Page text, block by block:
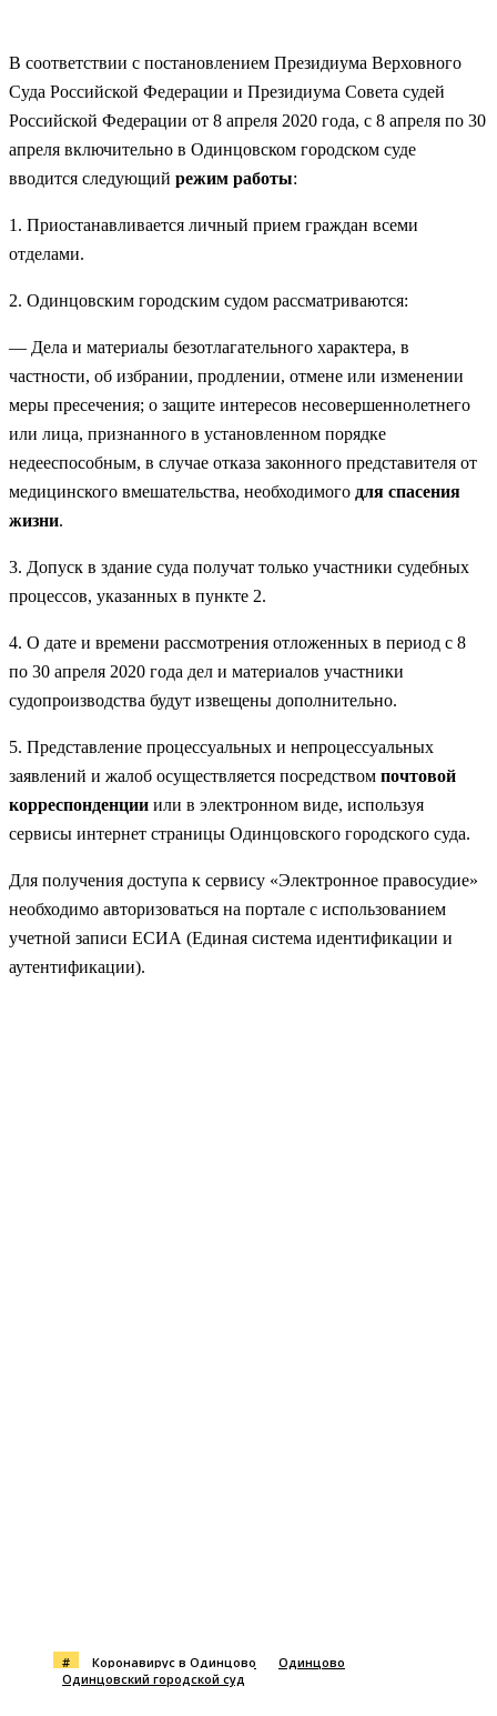
В соответствии с постановлением Президиума Верховного
Суда Российской Федерации и Президиума Совета судей
Российской Федерации от 8 апреля 2020 года, с 8 апреля по 30
апреля включительно в Одинцовском городском суде
вводится следующий режим работы:
1. Приостанавливается личный прием граждан всеми
отделами.
2. Одинцовским городским судом рассматриваются:
— Дела и материалы безотлагательного характера, в
частности, об избрании, продлении, отмене или изменении
меры пресечения; о защите интересов несовершеннолетнего
или лица, признанного в установленном порядке
недееспособным, в случае отказа законного представителя от
медицинского вмешательства, необходимого для спасения
жизни.
3. Допуск в здание суда получат только участники судебных
процессов, указанных в пункте 2.
4. О дате и времени рассмотрения отложенных в период с 8
по 30 апреля 2020 года дел и материалов участники
судопроизводства будут извещены дополнительно.
5. Представление процессуальных и непроцессуальных
заявлений и жалоб осуществляется посредством почтовой
корреспонденции или в электронном виде, используя
сервисы интернет страницы Одинцовского городского суда.
Для получения доступа к сервису «Электронное правосудие»
необходимо авторизоваться на портале с использованием
учетной записи ЕСИА (Единая система идентификации и
аутентификации).
# Коронавирус в Одинцово
Одинцово
Одинцовский городской суд